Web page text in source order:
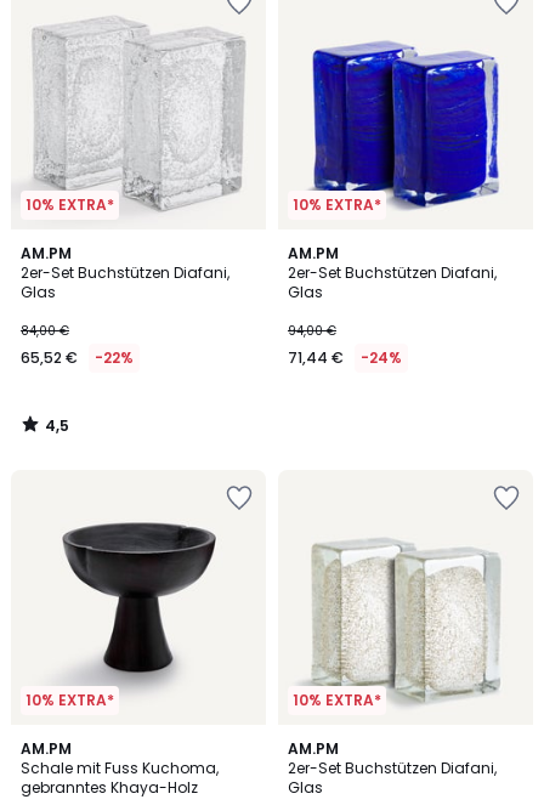
10% EXTRA*
AM.PM
2er-Set Buchstützen Diafani,
Glas
84,00 €
65,52 € -22%
4,5
/ 5
4,5
/
10% EXTRA*
AM.PM
2er-Set Buchstützen Diafani,
Glas
94,00 €
71,44 € -24%
10% EXTRA*
AM.PM
Schale mit Fuss Kuchoma,
gebranntes Khaya-Holz
5
/
5
10% EXTRA*
AM.PM
2er-Set Buchstützen Diafani,
Glas
4
/
5